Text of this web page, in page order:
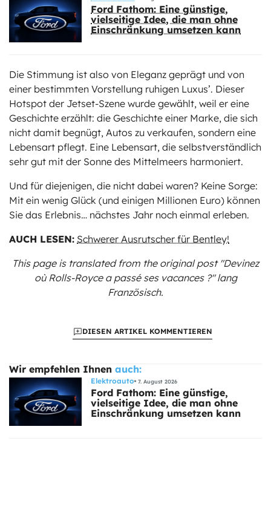
Ford Fathom: Eine günstige,
vielseitige Idee, die man ohne
Einschränkung umsetzen kann
Die Stimmung ist also von Eleganz geprägt und von
einer bestimmten Vorstellung ruhigen Luxus’. Dieser
Hotspot der Jetset-Szene wurde gewählt, weil er eine
Geschichte erzählt: die Geschichte einer Marke, die sich
nicht damit begnügt, Autos zu verkaufen, sondern eine
Lebensart pflegt. Eine Lebensart, die selbstverständlich
sehr gut mit der Sonne des Mittelmeers harmoniert.
Und für diejenigen, die nicht dabei waren? Keine Sorge:
Mit ein wenig Glück (und einigen Millionen Euro) können
Sie das Erlebnis… nächstes Jahr noch einmal erleben.
AUCH LESEN: Schwerer Ausrutscher für Bentley!
This page is translated from the originalpost "Devinez
où Rolls-Royce a passé ses vacances ?"lang
Französisch.
DIESEN ARTIKEL KOMMENTIEREN
Wir empfehlen Ihnen auch:
Elektroauto 7. August 2026
Ford Fathom: Eine günstige,
vielseitige Idee, die man ohne
Einschränkung umsetzen kann